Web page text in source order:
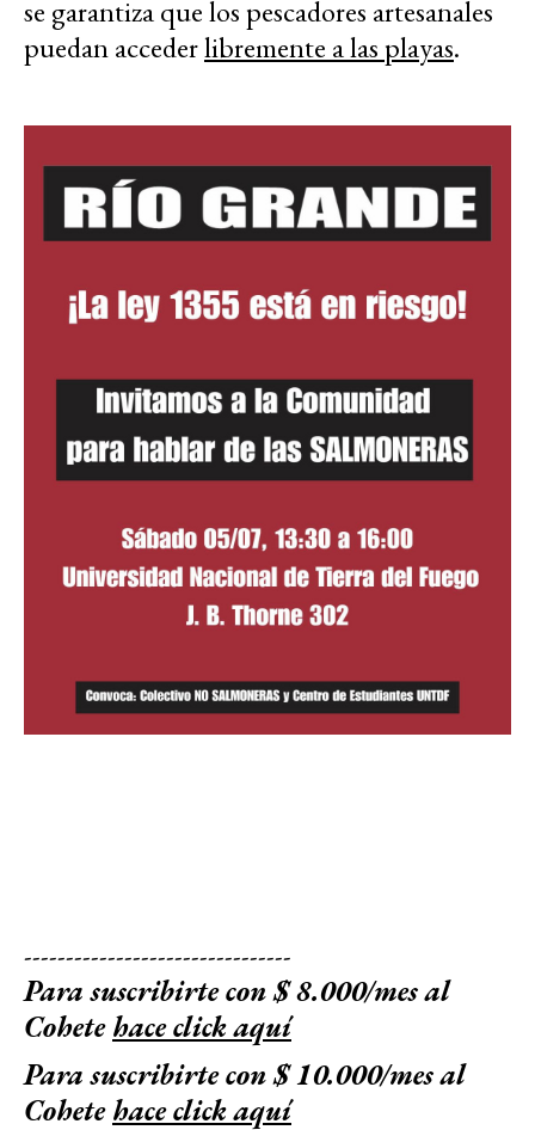
se garantiza que los pescadores artesanales
puedan accederlibremente a las playas.
--------------------------------
Para suscribirte con $ 8.000/mes al
Cohetehace click aquí
Para suscribirte con $ 10.000/mes al
Cohetehace click aquí